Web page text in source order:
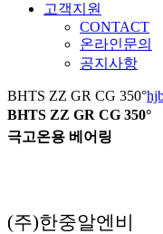
고객지원
CONTACT
온라인문의
공지사항
BHTS ZZ GR CG 350°
BHTS ZZ GR CG 350°
극고온용 베어링
(주)한중알엔비